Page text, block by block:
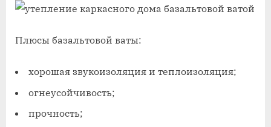
Плюсы базальтовой ваты:
хорошая звукоизоляция и теплоизоляция;
огнеусойчивость;
прочность;